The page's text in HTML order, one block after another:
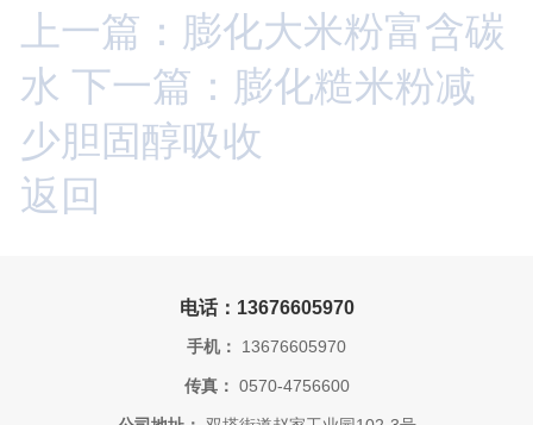
上一篇：膨化大米粉富含碳
水 下一篇：膨化糙米粉减
少胆固醇吸收
返回
电话：13676605970
手机： 13676605970
传真： 0570-4756600